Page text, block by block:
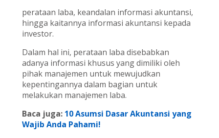
perataan laba, keandalan informasi akuntansi,
hingga kaitannya informasi akuntansi kepada
investor.
Dalam hal ini, perataan laba disebabkan
adanya informasi khusus yang dimiliki oleh
pihak manajemen untuk mewujudkan
kepentingannya dalam bagian untuk
melakukan manajemen laba.
Baca juga: 10 Asumsi Dasar Akuntansi yang
Wajib Anda Pahami!